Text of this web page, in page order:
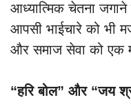
आध्यात्मिक चेतना
आपसी भाईचारे को भी
और समाज सेवा को एक
“हरि बोल” और “जय